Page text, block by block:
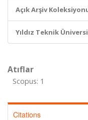
Açık Arşiv
Yıldız Teknik
Atıflar
Scopus: 1
Citations